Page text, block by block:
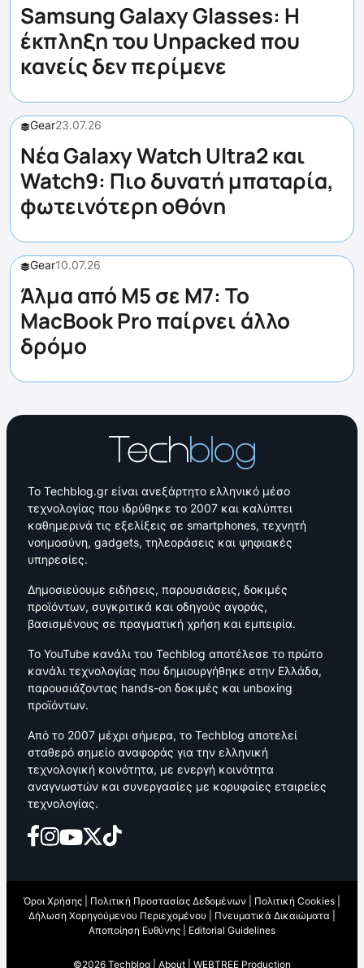
Samsung Galaxy Glasses: Η
έκπληξη του Unpacked που
κανείς δεν περίμενε
Gear23.07.26
Νέα Galaxy Watch Ultra2 και
Watch9: Πιο δυνατή μπαταρία,
φωτεινότερη οθόνη
Gear10.07.26
Άλμα από M5 σε M7: Το
MacBook Pro παίρνει άλλο
δρόμο
Το Techblog.gr είναι ανεξάρτητο ελληνικό μέσο
τεχνολογίας που ιδρύθηκε το 2007 και καλύπτει
καθημερινά τις εξελίξεις σε smartphones, τεχνητή
νοημοσύνη, gadgets, τηλεοράσεις και ψηφιακές
υπηρεσίες.
Δημοσιεύουμε ειδήσεις, παρουσιάσεις, δοκιμές
προϊόντων, συγκριτικά και οδηγούς αγοράς,
βασισμένους σε πραγματική χρήση και εμπειρία.
Το YouTube κανάλι του Techblog αποτέλεσε το πρώτο
κανάλι τεχνολογίας που δημιουργήθηκε στην Ελλάδα,
παρουσιάζοντας hands-on δοκιμές και unboxing
προϊόντων.
Από το 2007 μέχρι σήμερα, το Techblog αποτελεί
σταθερό σημείο αναφοράς για την ελληνική
τεχνολογική κοινότητα, με ενεργή κοινότητα
αναγνωστών και συνεργασίες με κορυφαίες εταιρείες
τεχνολογίας.
Όροι Χρήσης Πολιτική Προστασίας Δεδομένων Πολιτική Cookies
Δήλωση Χορηγούμενου Περιεχομένου
Πνευματικά Δικαιώματα
Αποποίηση Ευθύνης
Editorial Guidelines
©2026 Techblog | About WEBTREE Production